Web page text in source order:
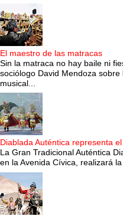
El maestro de las matracas
Sin la matraca no hay baile ni
sociólogo David Mendoza
musical...
Diablada Auténtica representa
La Gran Tradicional Auténtica
en la Avenida Cívica, realizará